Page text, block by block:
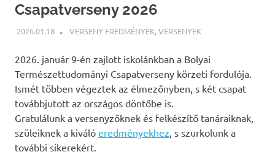
Csapatverseny 2026
2026.01.18 BÁRTFAI JUDIT
VERSENY EREDMÉNYEK,VERSENYEK
2026. január 9-én zajlott iskolánkban a Bolyai
Természettudományi Csapatverseny körzeti fordulója.
Ismét többen végeztek az élmezőnyben, s két csapat
továbbjutott az országos döntőbe is.
Gratulálunk a versenyzőknek és felkészítő tanáraiknak,
szüleiknek a kiváló eredményekhez , s szurkolunk a
további sikerekért.